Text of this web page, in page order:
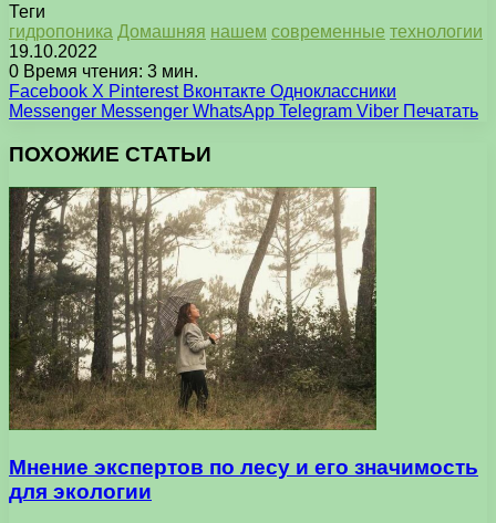
Теги
гидропоника Домашняя нашем современные технологии
19.10.2022
0 Время чтения: 3 мин.
Facebook X Pinterest Вконтакте Одноклассники
Messenger Messenger WhatsApp Telegram Viber Печатать
ПОХОЖИЕ СТАТЬИ
Мнение экспертов по лесу и его значимость
для экологии